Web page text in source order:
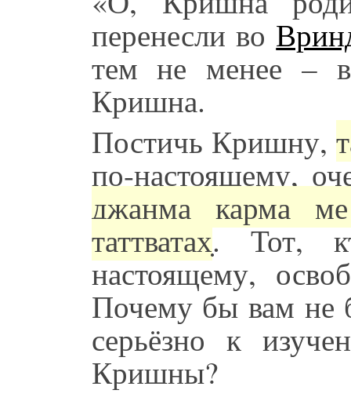
перенесли во
тем не менее –
Кришна.
Постичь Кришну,
по-настоящему,
джанма карма
таттватах̣. Тот,
настоящему,
Почему бы вам не
серьёзно к
Кришны?